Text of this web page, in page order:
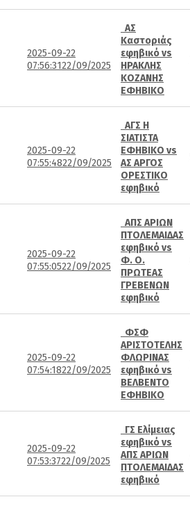
2025-09-22
07:56:3122/09/2025
ΑΣ
Καστοριάς
εφηβικό vs
ΗΡΑΚΛΗΣ
ΚΟΖΑΝΗΣ
ΕΦΗΒΙΚΟ
2025-09-22
07:55:4822/09/2025
ΑΓΣ Η
ΣΙΑΤΙΣΤΑ
ΕΦΗΒΙΚΟ vs
ΑΣ ΑΡΓΟΣ
ΟΡΕΣΤΙΚΟ
εφηβικό
2025-09-22
07:55:0522/09/2025
ΑΠΣ ΑΡΙΩΝ
ΠΤΟΛΕΜΑΙΔΑΣ
εφηβικό vs
Φ. Ο.
ΠΡΩΤΕΑΣ
ΓΡΕΒΕΝΩΝ
εφηβικό
2025-09-22
07:54:1822/09/2025
ΦΣΦ
ΑΡΙΣΤΟΤΕΛΗΣ
ΦΛΩΡΙΝΑΣ
εφηβικό vs
ΒΕΛΒΕΝΤΟ
ΕΦΗΒΙΚΟ
2025-09-22
07:53:3722/09/2025
ΓΣ Ελίμειας
εφηβικό vs
ΑΠΣ ΑΡΙΩΝ
ΠΤΟΛΕΜΑΙΔΑΣ
εφηβικό